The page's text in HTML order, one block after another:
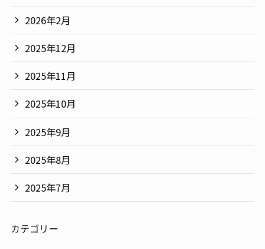
2026年2月
2025年12月
2025年11月
2025年10月
2025年9月
2025年8月
2025年7月
カテゴリー